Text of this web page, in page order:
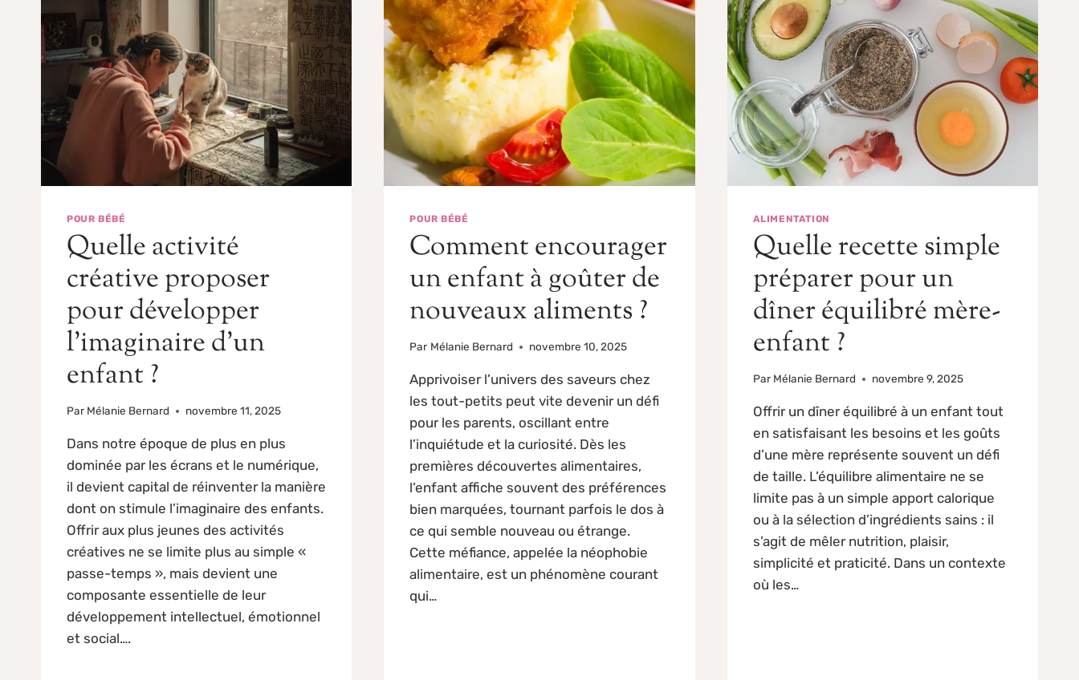
POUR BÉBÉ
Quelle activité
créative proposer
pour développer
l’imaginaire d’un
enfant ?
Par Mélanie Bernard novembre 11, 2025
Dans notre époque de plus en plus
dominée par les écrans et le numérique,
il devient capital de réinventer la manière
dont on stimule l’imaginaire des enfants.
Offrir aux plus jeunes des activités
créatives ne se limite plus au simple «
passe-temps », mais devient une
composante essentielle de leur
développement intellectuel, émotionnel
et social….
POUR BÉBÉ
Comment encourager
un enfant à goûter de
nouveaux aliments ?
Par Mélanie Bernard novembre 10, 2025
Apprivoiser l’univers des saveurs chez
les tout-petits peut vite devenir un défi
pour les parents, oscillant entre
l’inquiétude et la curiosité. Dès les
premières découvertes alimentaires,
l’enfant affiche souvent des préférences
bien marquées, tournant parfois le dos à
ce qui semble nouveau ou étrange.
Cette méfiance, appelée la néophobie
alimentaire, est un phénomène courant
qui…
ALIMENTATION
Quelle recette simple
préparer pour un
dîner équilibré mère-
enfant ?
Par Mélanie Bernard novembre 9, 2025
Offrir un dîner équilibré à un enfant tout
en satisfaisant les besoins et les goûts
d’une mère représente souvent un défi
de taille. L’équilibre alimentaire ne se
limite pas à un simple apport calorique
ou à la sélection d’ingrédients sains : il
s’agit de mêler nutrition, plaisir,
simplicité et praticité. Dans un contexte
où les…